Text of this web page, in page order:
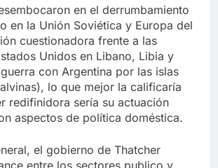
en el derrumbamiento
en la Unión Soviética y Europa del
cuestionadora frente a las
Unidos en Libano, Libia y
con Argentina por las islas
lo que mejor la calificaría
redifinidora sería su actuación
aspectos de política doméstica.
el gobierno de Thatcher
entre los sectores publico y